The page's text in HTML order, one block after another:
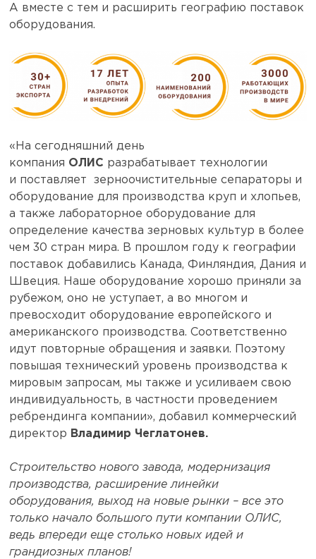
А вместе с тем и расширить географию поставок
оборудования.
«На сегодняшний день
компания ОЛИС разрабатывает технологии
и поставляет зерноочистительные сепараторы и
оборудование для производства круп и хлопьев,
а также лабораторное оборудование для
определение качества зерновых культур в более
чем 30 стран мира. В прошлом году к географии
поставок добавились Канада, Финляндия, Дания и
Швеция. Наше оборудование хорошо приняли за
рубежом, оно не уступает, а во многом и
превосходит оборудование европейского и
американского производства. Соответственно
идут повторные обращения и заявки. Поэтому
повышая технический уровень производства к
мировым запросам, мы также и усиливаем свою
индивидуальность, в частности проведением
ребрендинга компании», добавил коммерческий
директор Владимир Чеглатонев.
Строительство нового завода, модернизация
производства, расширение линейки
оборудования, выход на новые рынки – все это
только начало большого пути компании ОЛИС,
ведь впереди еще столько новых идей и
грандиозных планов!